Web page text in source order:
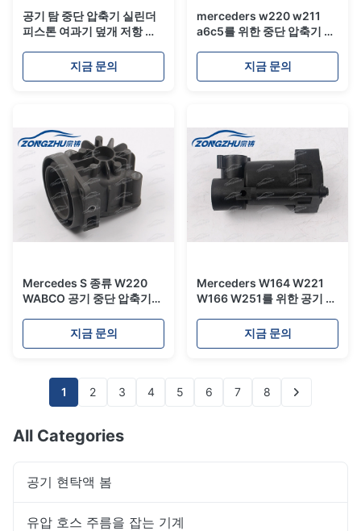
공기 탐 중단 압축기 실린더
피스톤 여과기 덮개 저항 장
지금 문의
merceders w220 w211
a6c5를 위한 중단 압축기 건
람쐬십시오지금 문의
Mercedes S 종류 W220
WABCO 공기 중단 압축기
지금 문의
Merceders W164 W221
W166 W251를 위한 공기 중
라스틱 몸 보충 회의
지금 문의
1 2 3 4 5 6 7 8
All Categories
공기 현탁액 봄
유압 호스 주름을 잡는 기계